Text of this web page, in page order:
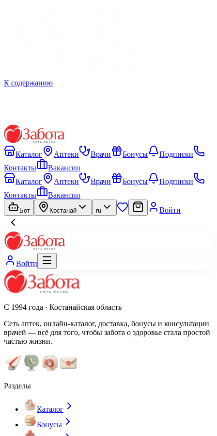
К содержанию
Каталог Аптеки Врачи Бонусы
Подписки
Контакты
Вакансии
Каталог
Аптеки Врачи Бонусы
Подписки
Контакты
Вакансии
Бот Костанай ru Войти
Войти
С 1994 года · Костанайская область
Сеть аптек, онлайн-каталог, доставка, бонусы и консультации
врачей — всё для того, чтобы забота о здоровье стала простой
частью жизни.
Разделы
Каталог
Бонусы